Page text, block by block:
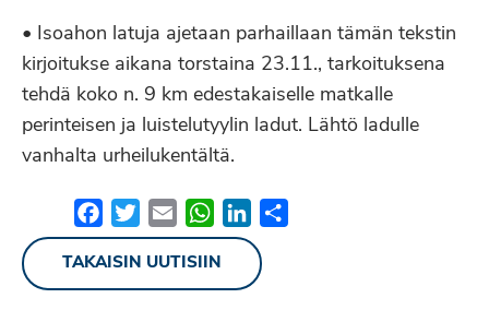
• Isoahon latuja ajetaan parhaillaan tämän tekstin
kirjoitukse aikana torstaina 23.11., tarkoituksena
tehdä koko n. 9 km edestakaiselle matkalle
perinteisen ja luistelutyylin ladut. Lähtö ladulle
vanhalta urheilukentältä.
FacebookTwitterEmail WhatsApp
LinkedIn
TAKAISIN UUTISIIN